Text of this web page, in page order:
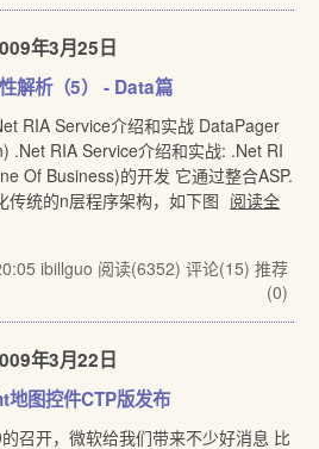
年3月25日
解析（5） - Data篇
RIA Service介绍和实战 DataPager
.Net RIA Service介绍和实战: .Net RI
Of Business)的开发 它通过整合ASP.
传统的n层程序架构，如下图 阅读全
ibillguo 阅读(6352) 评论(15) 推荐
(0)
年3月22日
图控件CTP版发布
召开，微软给我们带来不少好消息 比